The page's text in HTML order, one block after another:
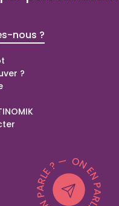
nous ?
?
Domont (95)
Langolen (29)
Peillonnex (74)
parents